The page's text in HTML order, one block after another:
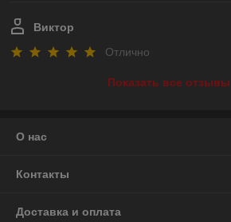
Виктор
Отлично
Показать все отзывы
О нас
Контакты
Доставка и оплата